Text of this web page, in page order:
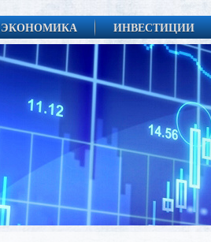
ЭКОНОМИКА ИНВЕСТИЦИИ